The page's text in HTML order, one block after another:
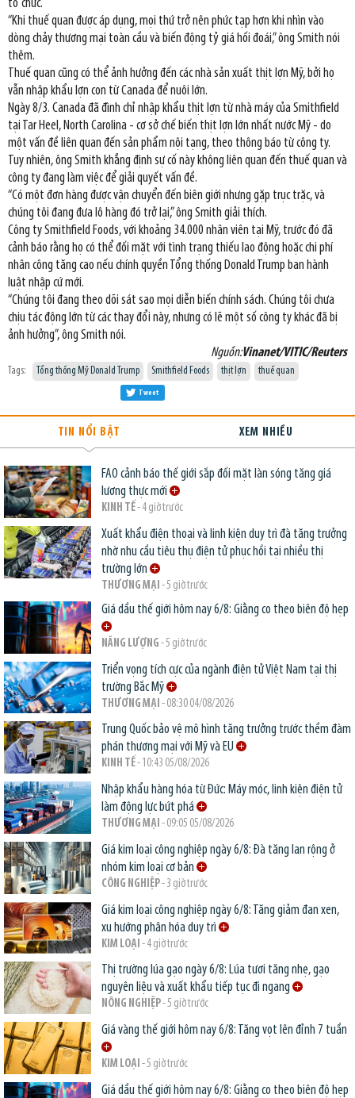
tổ chức.
“Khi thuế quan được áp dụng, mọi thứ trở nên phức tạp hơn khi nhìn vào
dòng chảy thương mại toàn cầu và biến động tỷ giá hối đoái,” ông Smith nói
thêm.
Thuế quan cũng có thể ảnh hưởng đến các nhà sản xuất thịt lợn Mỹ, bởi họ
vẫn nhập khẩu lợn con từ Canada để nuôi lớn.
Ngày 8/3. Canada đã đình chỉ nhập khẩu thịt lợn từ nhà máy của Smithfield
tại Tar Heel, North Carolina - cơ sở chế biến thịt lợn lớn nhất nước Mỹ - do
một vấn đề liên quan đến sản phẩm nội tạng, theo thông báo từ công ty.
Tuy nhiên, ông Smith khẳng định sự cố này không liên quan đến thuế quan và
công ty đang làm việc để giải quyết vấn đề.
“Có một đơn hàng được vận chuyển đến biên giới nhưng gặp trục trặc, và
chúng tôi đang đưa lô hàng đó trở lại,” ông Smith giải thích.
Công ty Smithfield Foods, với khoảng 34.000 nhân viên tại Mỹ, trước đó đã
cảnh báo rằng họ có thể đối mặt với tình trạng thiếu lao động hoặc chi phí
nhân công tăng cao nếu chính quyền Tổng thống Donald Trump ban hành
luật nhập cứ mới.
“Chúng tôi đang theo dõi sát sao mọi diễn biến chính sách. Chúng tôi chưa
chịu tác động lớn từ các thay đổi này, nhưng có lẽ một số công ty khác đã bị
ảnh hưởng”, ông Smith nói.
Nguồn:Vinanet/VITIC/Reuters
Tags: Tổng thống Mỹ Donald Trump Smithfield Foods thịt lợn thuế quan
Tweet
TIN NỔI BẬT XEM NHIỀU
FAO cảnh báo thế giới sắp đối mặt làn sóng tăng giá
lương thực mới
KINH TẾ- 4 giờ trước
Xuất khẩu điện thoại và linh kiện duy trì đà tăng trưởng
nhờ nhu cầu tiêu thụ điện tử phục hồi tại nhiều thị
trường lớn
THƯƠNG MẠI - 5 giờ trước
Giá dầu thế giới hôm nay 6/8: Giằng co theo biên độ hẹp
NĂNG LƯỢNG - 5 giờ trước
Triển vọng tích cực của ngành điện tử Việt Nam tại thị
trường Bắc Mỹ
THƯƠNG MẠI - 08:30 04/08/2026
Trung Quốc bảo vệ mô hình tăng trưởng trước thềm đàm
phán thương mại với Mỹ và EU
KINH TẾ- 10:43 05/08/2026
Nhập khẩu hàng hóa từ Đức: Máy móc, linh kiện điện tử
làm động lực bứt phá
THƯƠNG MẠI - 09:05 05/08/2026
Giá kim loại công nghiệp ngày 6/8: Đà tăng lan rộng ở
nhóm kim loại cơ bản
CÔNG NGHIỆP- 3 giờ trước
Giá kim loại công nghiệp ngày 6/8: Tăng giảm đan xen,
xu hướng phân hóa duy trì
KIM LOẠI - 4 giờ trước
Thị trường lúa gạo ngày 6/8: Lúa tươi tăng nhẹ, gạo
nguyên liệu và xuất khẩu tiếp tục đi ngang
NÔNG NGHIỆP- 5 giờ trước
Giá vàng thế giới hôm nay 6/8: Tăng vọt lên đỉnh 7 tuần
KIM LOẠI - 5 giờ trước
Giá dầu thế giới hôm nay 6/8: Giằng co theo biên độ hẹp